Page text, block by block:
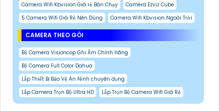
Camera Wifi Kbvision Giá rẻ Bán Chạy
Camera Ezviz Cube
5 Camera Wifi Giá Rẻ Nên Dùng
Camera Wifi Kbvision Ngoài Trời
CAMERA THEO GÓI
Bộ Camera Visioncop Ghi Âm Chính hãng
Bộ Camera Full Color Dahua
Lắp Thiết Bị Bảo Vệ An Ninh chuyên dụng
Lắp Camera Trọn Bộ Ultra HD
Lắp Trọn Bộ Camera Wifi Giá Rẻ